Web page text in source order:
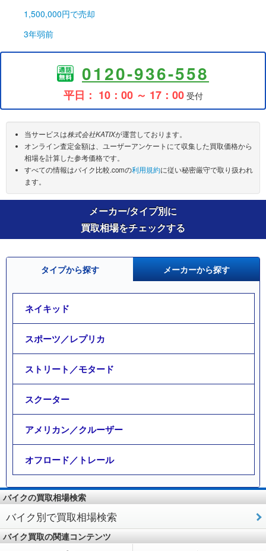
1,500,000円で売却
3年弱前
0120-936-558
平日： 10：00 ～ 17：00受付
当サービスは株式会社KATIXが運営しております。
オンライン査定金額は、ユーザーアンケートにて収集した買取価格から
相場を計算した参考価格です。
すべての情報はバイク比較.comの利用規約に従い秘密厳守で取り扱われ
ます。
メーカー/タイプ別に
買取相場をチェックする
タイプから探す メーカーから探す
ネイキッド
スポーツ／レプリカ
ストリート／モタード
スクーター
アメリカン／クルーザー
オフロード／トレール
バイクの買取相場検索
バイク別で買取相場検索
バイク買取の関連コンテンツ